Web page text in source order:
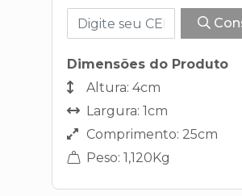
Dimensões do Produto
Altura: 4cm
Largura: 1cm
Comprimento: 25cm
Peso: 1,120Kg